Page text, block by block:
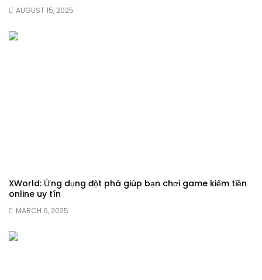
AUGUST 15, 2025
XWorld: Ứng dụng đột phá giúp bạn chơi game kiếm tiền
online uy tín
MARCH 6, 2025